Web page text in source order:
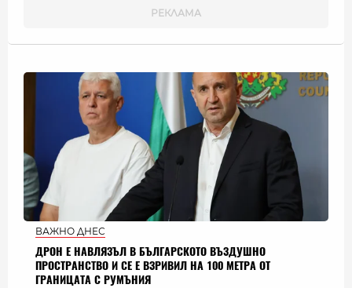
ВАЖНО ДНЕС
ДРОН Е НАВЛЯЗЪЛ В БЪЛГАРСКОТО ВЪЗДУШНО
ПРОСТРАНСТВО И СЕ Е ВЗРИВИЛ НА 100 МЕТРА ОТ
ГРАНИЦАТА С РУМЪНИЯ